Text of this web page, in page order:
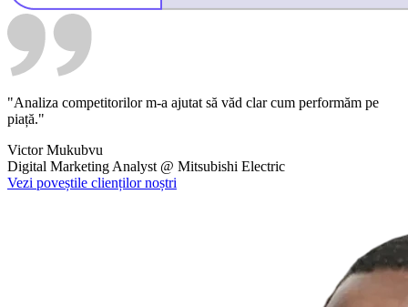
"Analiza competitorilor m-a ajutat să văd clar cum performăm pe
piață."
Victor Mukubvu
Digital Marketing Analyst @ Mitsubishi Electric
Vezi poveștile clienților noștri